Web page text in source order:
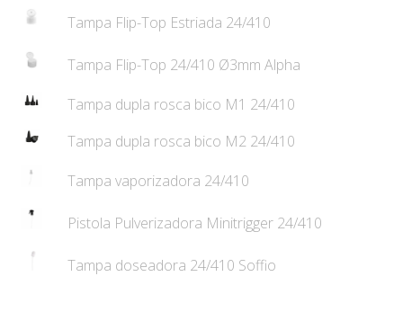
Tampa Flip-Top Estriada 24/410
Tampa Flip-Top 24/410 Ø3mm Alpha
Tampa dupla rosca bico M1 24/410
Tampa dupla rosca bico M2 24/410
Tampa vaporizadora 24/410
Pistola Pulverizadora Minitrigger 24/410
Tampa doseadora 24/410 Soffio